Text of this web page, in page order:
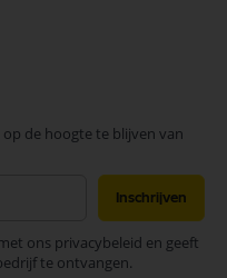
de hoogte te blijven van
Inschrijven
ons privacybeleid en geeft
te ontvangen.